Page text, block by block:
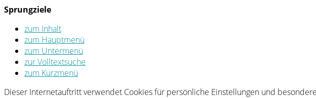
Sprungziele
zum Inhalt
zum Hauptmenü
zum Untermenü
zur Volltextsuche
zum Kurzmenü
Dieser Internetauftritt verwendet Cookies für persönliche Einstellungen und